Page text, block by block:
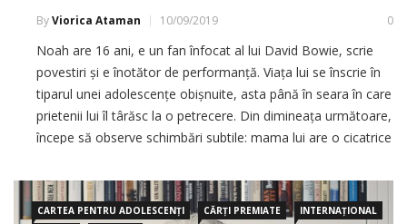
ByViorica Ataman 10/09/2019 0
Noah are 16 ani, e un fan înfocat al lui David Bowie, scrie
povestiri și e înotător de performanță. Viața lui se înscrie în
tiparul unei adolescențe obișnuite, asta până în seara în care
prietenii lui îl târăsc la o petrecere. Din dimineața următoare,
începe să observe schimbări subtile: mama lui are o cicatrice
CARTEA PENTRU ADOLESCENȚI CĂRȚI PREMIATE
INTERNAȚIONAL